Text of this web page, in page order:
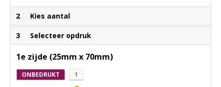
2 Kies aantal
3 Selecteer opdruk
1e zijde (25mm x 70mm)
ONBEDRUKT 1